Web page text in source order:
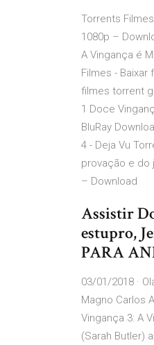
Torrents
1080p –
A Vingança é
Filmes -
filmes torrent
1 Doce
BluRay
4 - Deja Vu
provação e do
– Download
Assistir
estupro,
PARA
03/01/2018 ·
Magno Carlos
Vingança 3: A
(Sarah Butler)